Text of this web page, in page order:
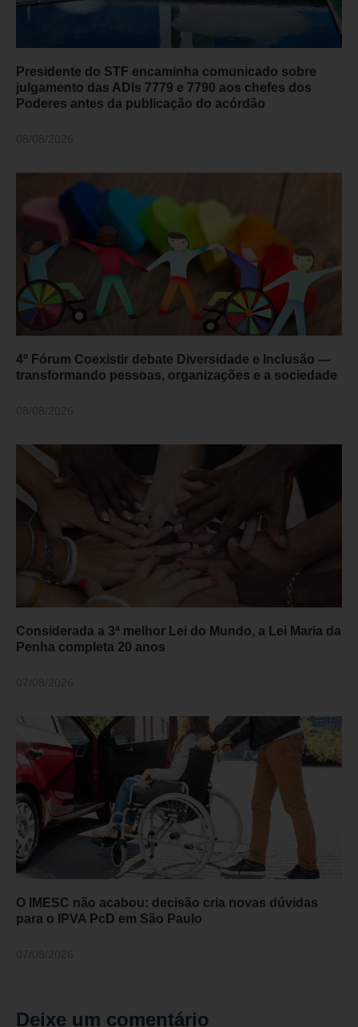
Presidente do STF encaminha comunicado sobre
julgamento das ADIs 7779 e 7790 aos chefes dos
Poderes antes da publicação do acórdão
4º Fórum Coexistir debate Diversidade e Inclusão —
transformando pessoas, organizações e a sociedade
Considerada a 3ª melhor Lei do Mundo, a Lei Maria da
Penha completa 20 anos
O IMESC não acabou: decisão cria novas dúvidas
para o IPVA PcD em São Paulo
Deixe um comentário